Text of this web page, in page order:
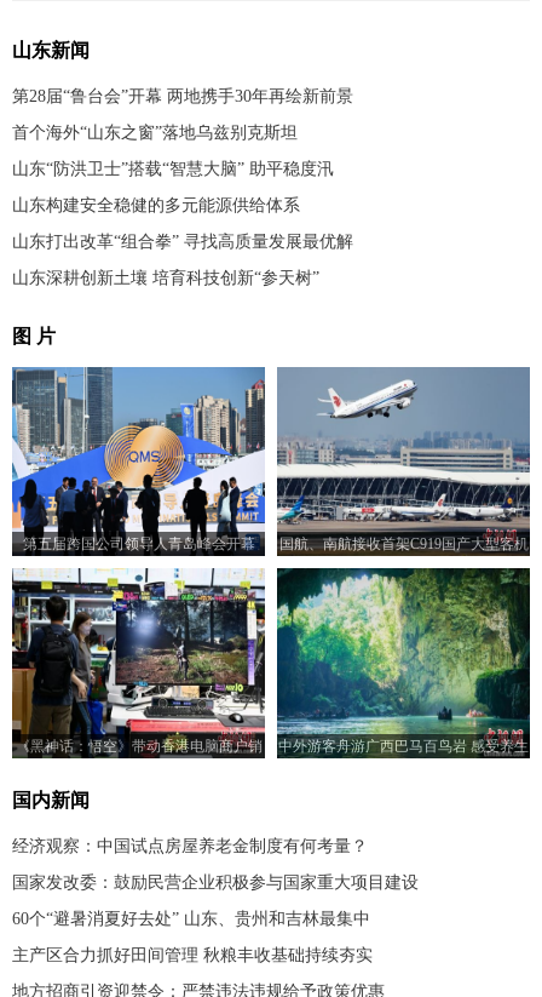
山东新闻
第28届“鲁台会”开幕 两地携手30年再绘新前景
首个海外“山东之窗”落地乌兹别克斯坦
山东“防洪卫士”搭载“智慧大脑” 助平稳度汛
山东构建安全稳健的多元能源供给体系
山东打出改革“组合拳” 寻找高质量发展最优解
山东深耕创新土壤 培育科技创新“参天树”
图 片
第五届跨国公司领导人青岛峰会开幕 国航、南航接收首架C919国产大型客机
《黑神话：悟空》带动香港电脑商户销
中外游客舟游广西巴马百鸟岩 感受养生
国内新闻
经济观察：中国试点房屋养老金制度有何考量？
国家发改委：鼓励民营企业积极参与国家重大项目建设
60个“避暑消夏好去处” 山东、贵州和吉林最集中
主产区合力抓好田间管理 秋粮丰收基础持续夯实
地方招商引资迎禁令：严禁违法违规给予政策优惠